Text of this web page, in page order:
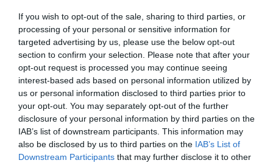
If you wish to opt-out of the sale, sharing to third parties, or
processing of your personal or sensitive information for
targeted advertising by us, please use the below opt-out
section to confirm your selection. Please note that after your
opt-out request is processed you may continue seeing
interest-based ads based on personal information utilized by
us or personal information disclosed to third parties prior to
your opt-out. You may separately opt-out of the further
disclosure of your personal information by third parties on the
IAB’s list of downstream participants. This information may
also be disclosed by us to third parties on the IAB’s List of
Downstream Participants that may further disclose it to other
Mundial 2030: "No es un socio fiable"
José Ángel Gutiérrez 06/08/26 13:53
OPINIÓN
“Sánchez es un sinvergüenza que ha
abandonado a su país, porque Ceuta es
España. Tenemos un Gobierno en
connivencia con Marruecos”: acusa una ceutí
Hispanidad 06/08/26 11:30
SOCIEDAD
Ceuta y Melilla, las dos columnas de Hércules
Eulogio López 06/08/26 07:58